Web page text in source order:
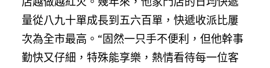
量從八九十單成長到五六百單，快遞收派比屢
次為全市最高。“固然一只手不便利，但他幹事
勤快又仔細，特殊能享樂，熱情看待每一位客